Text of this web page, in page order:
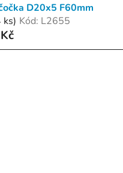
D20x5 F60mm
ks) Kód: L2655